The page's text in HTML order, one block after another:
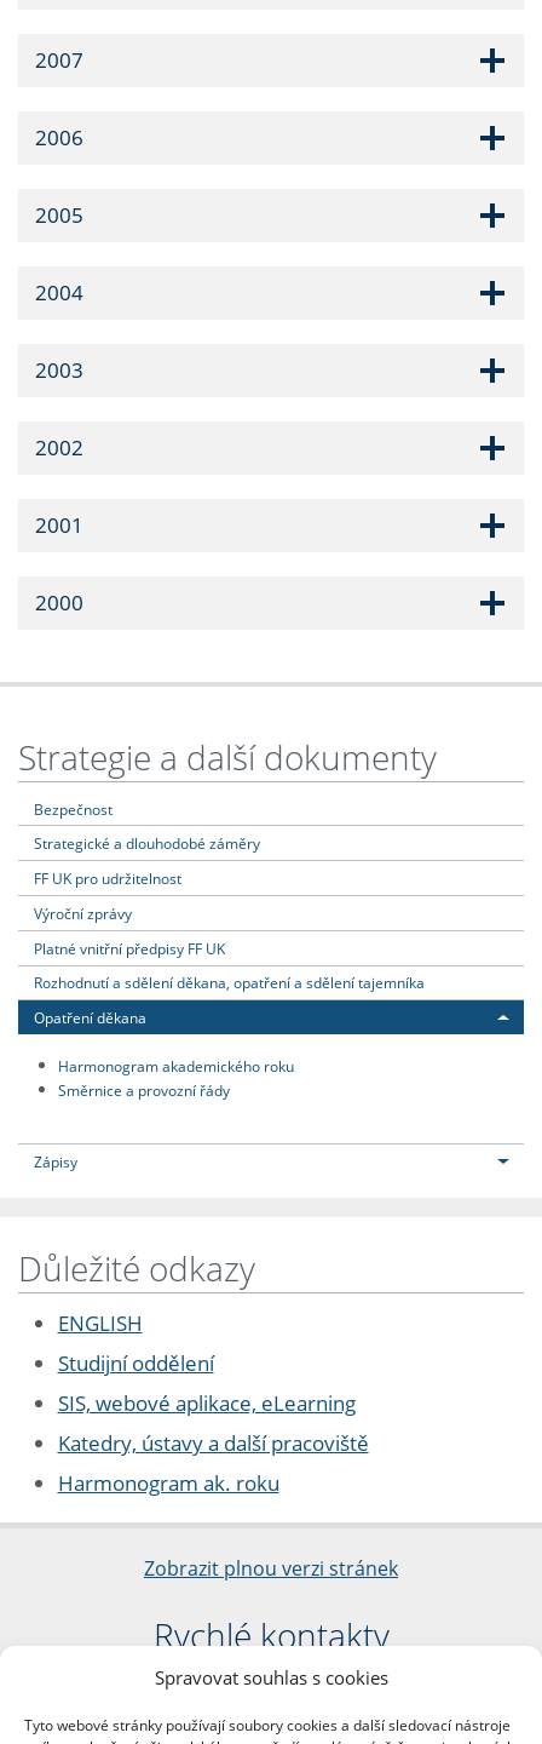
Spravovat souhlas s cookies
Tyto webové stránky používají soubory cookies a další sledovací nástroje
2007
2006
2005
2004
2003
2002
2001
2000
Strategie a další dokumenty
Bezpečnost
Strategické a dlouhodobé záměry
FF UK pro udržitelnost
Výroční zprávy
Platné vnitřní předpisy FF UK
Rozhodnutí a sdělení děkana, opatření a sdělení tajemníka
Opatření děkana
Harmonogram akademického roku
Směrnice a provozní řády
Zápisy
Důležité odkazy
ENGLISH
Studijní oddělení
SIS, webové aplikace, eLearning
Katedry, ústavy a další pracoviště
Harmonogram ak. roku
Zobrazit plnou verzi stránek
Rychlé kontakty
Filozofická fakulta
nám. Jana Palacha 1/2